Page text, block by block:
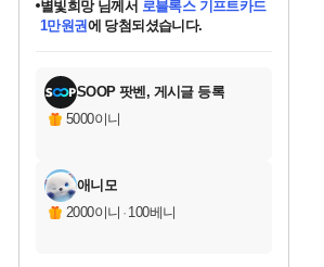
교환.
당첨되셨습니다.
당첨되셨습니다.
당첨되셨습니다.
별빛희망님께서 로블록스 기프트카드
1만원권에 당첨되셨습니다.
당첨되셨습니다.
당첨되셨습니다.
당첨되셨습니다.
당첨되셨습니다.
에디션 (스팀코드) 를 교환.
당첨되셨습니다.
SOOP 팟벤, 게시글 등록
5000이니
애니모
2000이니 · 100베니